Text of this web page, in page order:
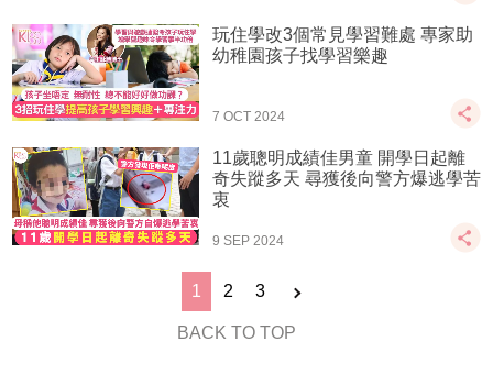
玩住學改3個常見學習難處 專家助
幼稚園孩子找學習樂趣
7 OCT 2024
11歲聰明成績佳男童 開學日起離
奇失蹤多天 尋獲後向警方爆逃學苦
衷
9 SEP 2024
1 2 3
BACK TO TOP